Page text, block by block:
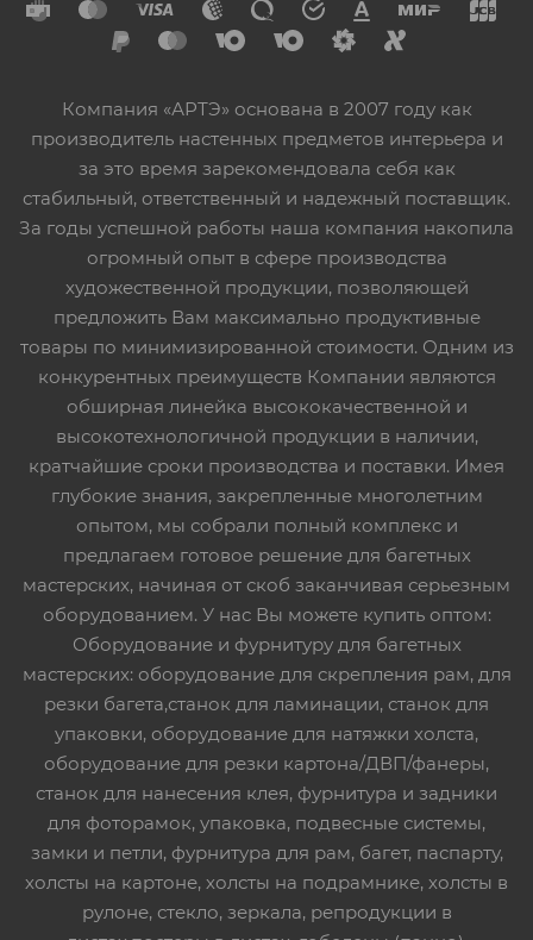
Компания «АРТЭ» основана в 2007 году как
производитель настенных предметов интерьера и
за это время зарекомендовала себя как
стабильный, ответственный и надежный поставщик.
За годы успешной работы наша компания накопила
огромный опыт в сфере производства
художественной продукции, позволяющей
предложить Вам максимально продуктивные
товары по минимизированной стоимости. Одним из
конкурентных преимуществ Компании являются
обширная линейка высококачественной и
высокотехнологичной продукции в наличии,
кратчайшие сроки производства и поставки. Имея
глубокие знания, закрепленные многолетним
опытом, мы собрали полный комплекс и
предлагаем готовое решение для багетных
мастерских, начиная от скоб заканчивая серьезным
оборудованием. У нас Вы можете купить оптом:
Оборудование и фурнитуру для багетных
мастерских: оборудование для скрепления рам, для
резки багета,станок для ламинации, станок для
упаковки, оборудование для натяжки холста,
оборудование для резки картона/ДВП/фанеры,
станок для нанесения клея, фурнитура и задники
для фоторамок, упаковка, подвесные системы,
замки и петли, фурнитура для рам, багет, паспарту,
холсты на картоне, холсты на подрамнике, холсты в
рулоне, стекло, зеркала, репродукции в